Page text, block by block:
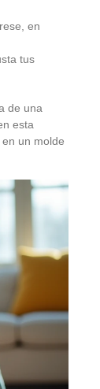
en
tus
de una
esta
un molde